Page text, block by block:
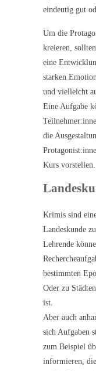
eindeutig gut
Um die
kreieren,
eine
starken
und vielleicht
Eine Aufgabe
die
Kurs vorstellen.
Krimis sind
Landeskunde
Lehrende
bestimmten
Oder zu
ist.
Aber auch
sich Aufgaben
zum Beispiel
informieren,